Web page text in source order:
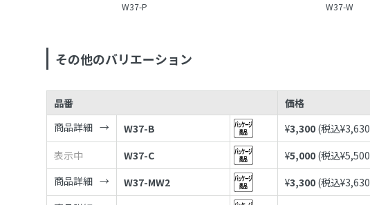
W37-P W37-W
その他のバリエーション
品番 価格
商品詳細
W37-B ¥3,300 (税込¥3,630
表示中
W37-C ¥5,000 (税込¥5,500
商品詳細
W37-MW2 ¥3,300 (税込¥3,630